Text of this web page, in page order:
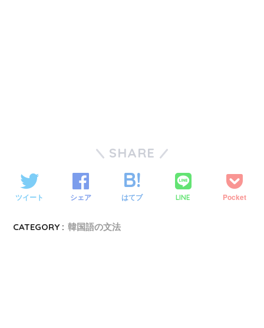
SHARE
ツイート シェア はてブ LINE Pocket
CATEGORY : 韓国語の文法